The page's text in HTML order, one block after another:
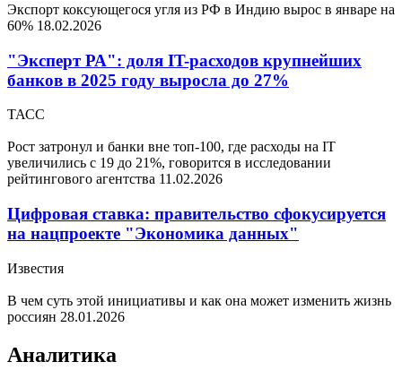
Экспорт коксующегося угля из РФ в Индию вырос в январе на
60% 18.02.2026
"Эксперт РА": доля IT-расходов крупнейших
банков в 2025 году выросла до 27%
ТАСС
Рост затронул и банки вне топ-100, где расходы на IT
увеличились с 19 до 21%, говорится в исследовании
рейтингового агентства 11.02.2026
Цифровая ставка: правительство сфокусируется
на нацпроекте "Экономика данных"
Известия
В чем суть этой инициативы и как она может изменить жизнь
россиян 28.01.2026
Аналитика